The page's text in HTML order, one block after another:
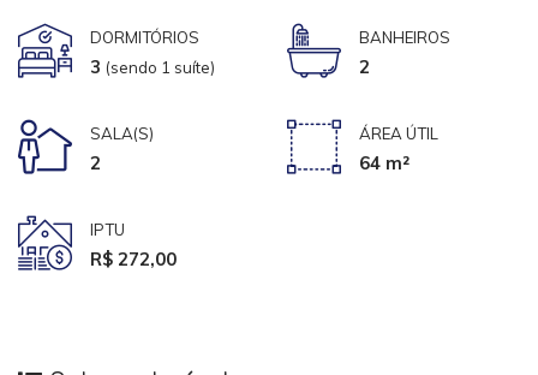
DORMITÓRIOS
3 (sendo 1 suíte)
BANHEIROS
2
SALA(S)
2
ÁREA ÚTIL
64 m²
IPTU
R$ 272,00